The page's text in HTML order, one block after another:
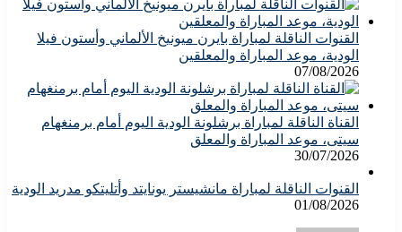
القنوات الناقلة لمباراة بايرن ميونيخ الألماني وأستون فيلا
الودية، موعد المباراة والمعلقين
07/08/2026
القناة الناقلة لمباراة برشلونة الودية اليوم أمام برمنغهام
سيتى، موعد المباراة والمعلق
30/07/2026
القنوات الناقلة لمباراة مانشيستر يونايتد وأتليتكو مدريد الودية
01/08/2026